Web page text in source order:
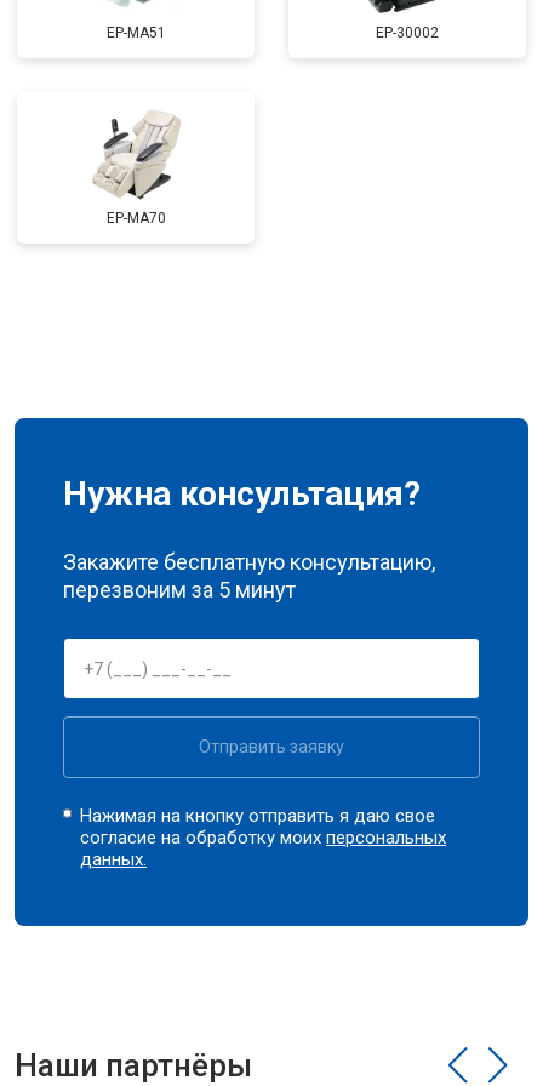
Ремонт электропроводки от 3900 ₽
Ремонт сканера от 4800 ₽ Заказать
Ремонт купюроприемника
Замена сетевого трансформатора
Ремонт микро-лифта
EP-MA51 EP-30002
EP-MA70
Нужна консультация?
Закажите бесплатную консультацию,
перезвоним за 5 минут
Отправить заявку
Нажимая на кнопку отправить я даю свое
согласие на обработку моихперсональных
данных.
Наши партнёры